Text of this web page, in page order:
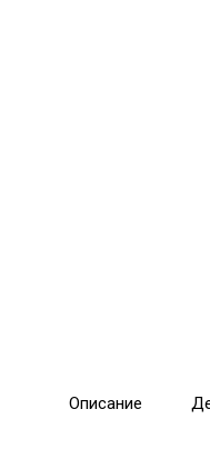
Описание